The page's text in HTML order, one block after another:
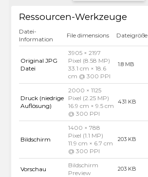
Ressourcen-Werkzeuge
Datei-
Information
File dimensions Dateigröße
Original JPG
Datei
3905 × 2197
Pixel (8.58 MP)
33.1 cm × 18.6
cm @ 300 PPI
1.8 MB
Druck (niedrige
Auflösung)
2000 × 1125
Pixel (2.25 MP)
16.9 cm × 9.5 cm
@ 300 PPI
431 KB
Bildschirm
1400 × 788
Pixel (1.1 MP)
11.9 cm × 6.7 cm
@ 300 PPI
203 KB
Vorschau
Bildschirm
Preview
203 KB